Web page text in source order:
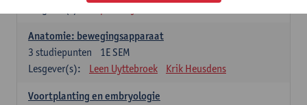
Anatomie: bewegingsapparaat
1E SEM
3 studiepunten
Lesgever(s):
Leen Uyttebroek Krik Heusdens
Voortplanting en embryologie